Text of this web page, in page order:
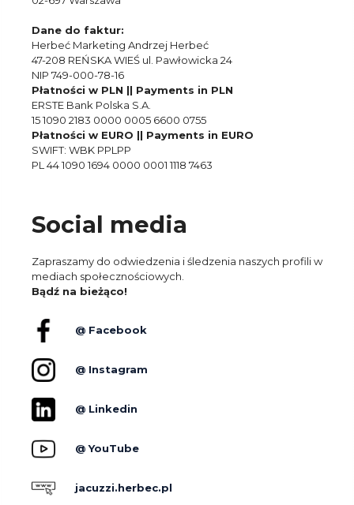
Dane do faktur:
Herbeć Marketing Andrzej Herbeć
47-208 REŃSKA WIEŚ ul. Pawłowicka 24
NIP 749-000-78-16
Płatności w PLN || Payments in PLN
ERSTE Bank Polska S.A.
15 1090 2183 0000 0005 6600 0755
Płatności w EURO || Payments in EURO
SWIFT: WBK PPLPP
PL 44 1090 1694 0000 0001 1118 7463
Social media
Zapraszamy do odwiedzenia i śledzenia naszych profili w
mediach społecznościowych.
Bądź na bieżąco!
@ Facebook
@ Instagram
@ Linkedin
@ YouTube
jacuzzi.herbec.pl